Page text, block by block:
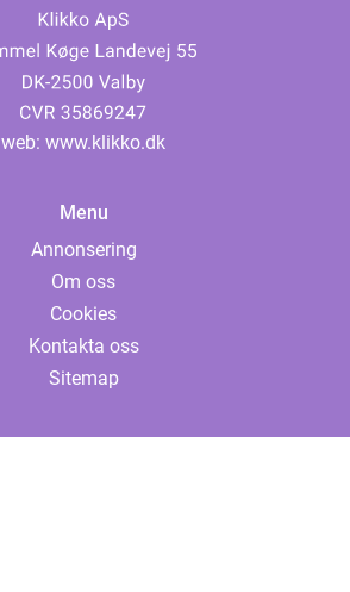
web: www.klikko.dk
Menu
Annonsering
Om oss
Cookies
Kontakta oss
Sitemap